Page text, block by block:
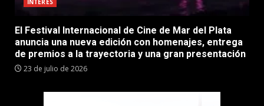
INTERES
El Festival Internacional de Cine de Mar del Plata
anuncia una nueva edición con homenajes, entrega
de premios a la trayectoria y una gran presentación
23 de julio de 2026